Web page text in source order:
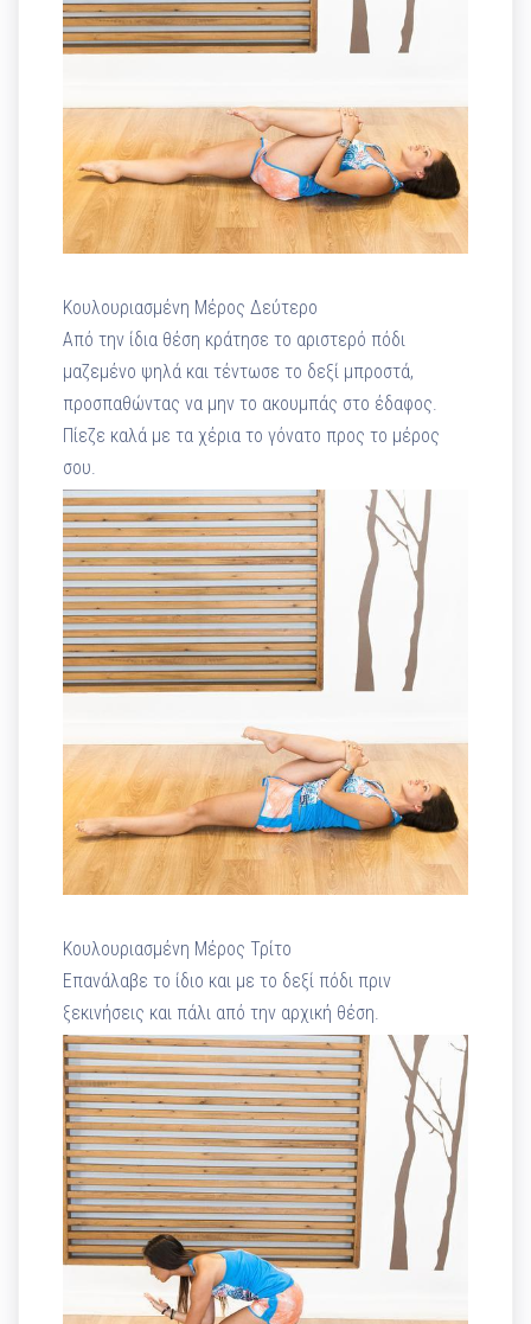
Κουλουριασμένη Μέρος Δεύτερο
Από την ίδια θέση κράτησε το αριστερό πόδι
μαζεμένο ψηλά και τέντωσε το δεξί μπροστά,
προσπαθώντας να μην το ακουμπάς στο έδαφος.
Πίεζε καλά με τα χέρια το γόνατο προς το μέρος
σου.
Κουλουριασμένη Μέρος Τρίτο
Επανάλαβε το ίδιο και με το δεξί πόδι πριν
ξεκινήσεις και πάλι από την αρχική θέση.